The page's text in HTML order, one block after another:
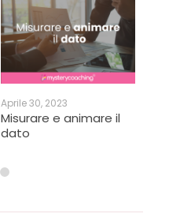
Aprile 30, 2023
Misurare e animare il
dato